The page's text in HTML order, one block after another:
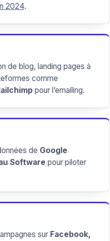
2024.
de blog, landing pages à
comme
pour l’emailing.
de Google
Software pour piloter
sur Facebook,